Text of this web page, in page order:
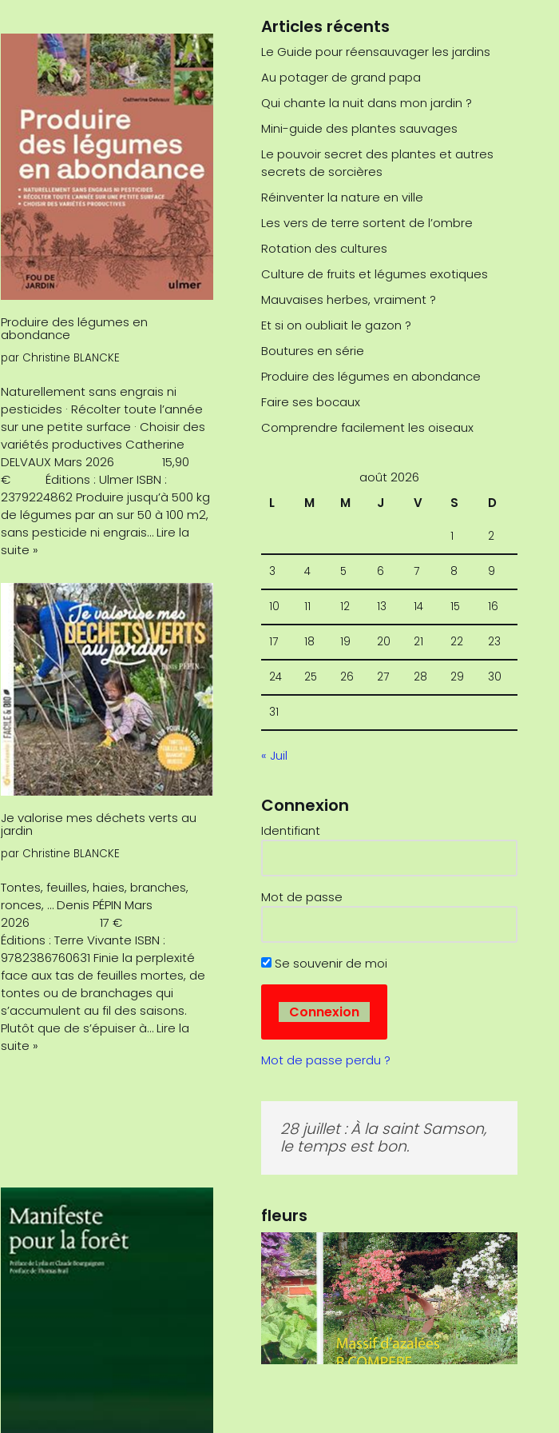
Produire des légumes en
abondance
par Christine BLANCKE
Naturellement sans engrais ni
pesticides · Récolter toute l’année
sur une petite surface · Choisir des
variétés productives Catherine
DELVAUX Mars 2026 15,90
€ Éditions : Ulmer ISBN :
2379224862 Produire jusqu’à 500 kg
de légumes par an sur 50 à 100 m2,
sans pesticide ni engrais…Lire la
suite »
Je valorise mes déchets verts au
jardin
par Christine BLANCKE
Tontes, feuilles, haies, branches,
ronces, … Denis PÉPIN Mars
2026 17 €
Éditions : Terre Vivante ISBN :
9782386760631 Finie la perplexité
face aux tas de feuilles mortes, de
tontes ou de branchages qui
s’accumulent au fil des saisons.
Plutôt que de s’épuiser à…Lire la
suite »
Articles récents
Le Guide pour réensauvager les jardins
Au potager de grand papa
Qui chante la nuit dans mon jardin ?
Mini-guide des plantes sauvages
Le pouvoir secret des plantes et autres
secrets de sorcières
Réinventer la nature en ville
Les vers de terre sortent de l’ombre
Rotation des cultures
Culture de fruits et légumes exotiques
Mauvaises herbes, vraiment ?
Et si on oubliait le gazon ?
Boutures en série
Produire des légumes en abondance
Faire ses bocaux
Comprendre facilement les oiseaux
août 2026
L
M M J V S D
1 2
3 4 5 6 7 8 9
10 11 12 13 14 15 16
17 18 19 20 21 22 23
24 25 26 27 28 29 30
31
« Juil
Connexion
Identifiant
Mot de passe
Se souvenir de moi
Mot de passe perdu ?
03 septembre : Pluie de
Saint-Grégoire, autant de vin
fleurs